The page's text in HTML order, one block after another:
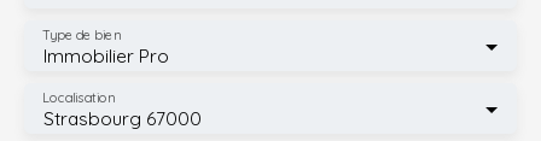
Immobilier Pro
Type de bien
Strasbourg 67000
Localisation